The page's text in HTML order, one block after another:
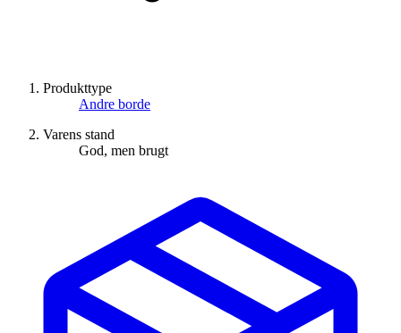
Produkttype
Andre borde
Varens stand
God, men brugt